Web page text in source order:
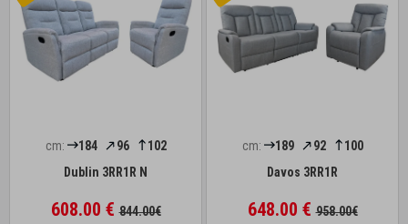
cm: 184 96
102
Dublin 3RR1R N
608.00 €844.00€
cm: 189 92
100
Davos 3RR1R
648.00 €958.00€